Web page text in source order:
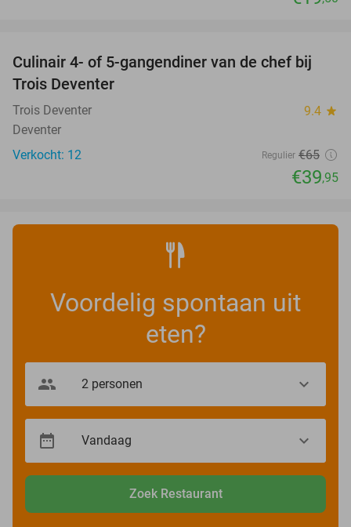
39%
TODAY
Culinair 4- of 5-gangendiner van de chef bij
Trois Deventer
Trois Deventer 9.4 star
Deventer
Verkocht: 12
Regulier €65
€39,95
Voordelig spontaan uit
eten?
Zoek Restaurant